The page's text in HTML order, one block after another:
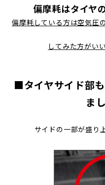
偏摩耗はタイヤ
偏摩耗している方は空気圧
してみた方がい
■タイヤサイド部
ま
サイドの一部が盛り